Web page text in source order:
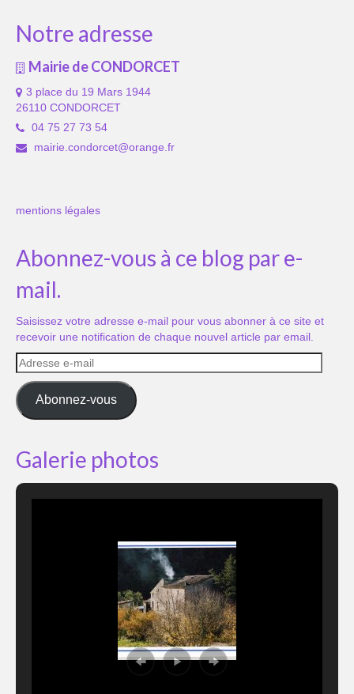
Correspondants de presse
LE BRULAGE DES VEGETAUX
Notre adresse
Mairie de CONDORCET
3 place du 19 Mars 1944
26110 CONDORCET
04 75 27 73 54
mairie.condorcet@orange.fr
mentions légales
Abonnez-vous à ce blog par e-
mail.
Saisissez votre adresse e-mail pour vous abonner à ce site et
recevoir une notification de chaque nouvel article par email.
Adresse
e-
mail
Abonnez-vous
Galerie photos